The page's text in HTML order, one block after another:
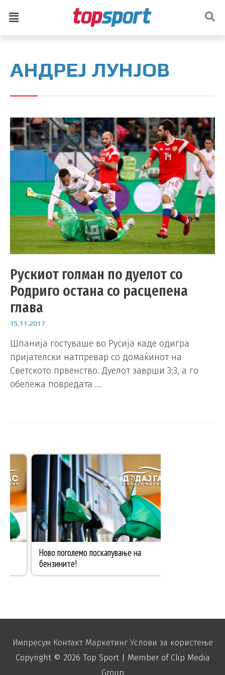
АНДРЕЈ ЛУНЈОВ
Рускиот голман по дуелот со
Родриго остана со расцепена
глава
15.11.2017
Шпанија гостуваше во Русија каде одигра
пријателски натпревар со домаќинот на
Светското првенство. Дуелот заврши 3:3, а го
обележа повредата …
Импресум Контакт Маркетинг Услови за користење
Copyright © 2026 Top Sport| Member of Clip Media
Group